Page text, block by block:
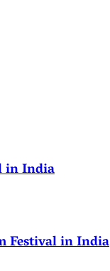
in India
Festival in India